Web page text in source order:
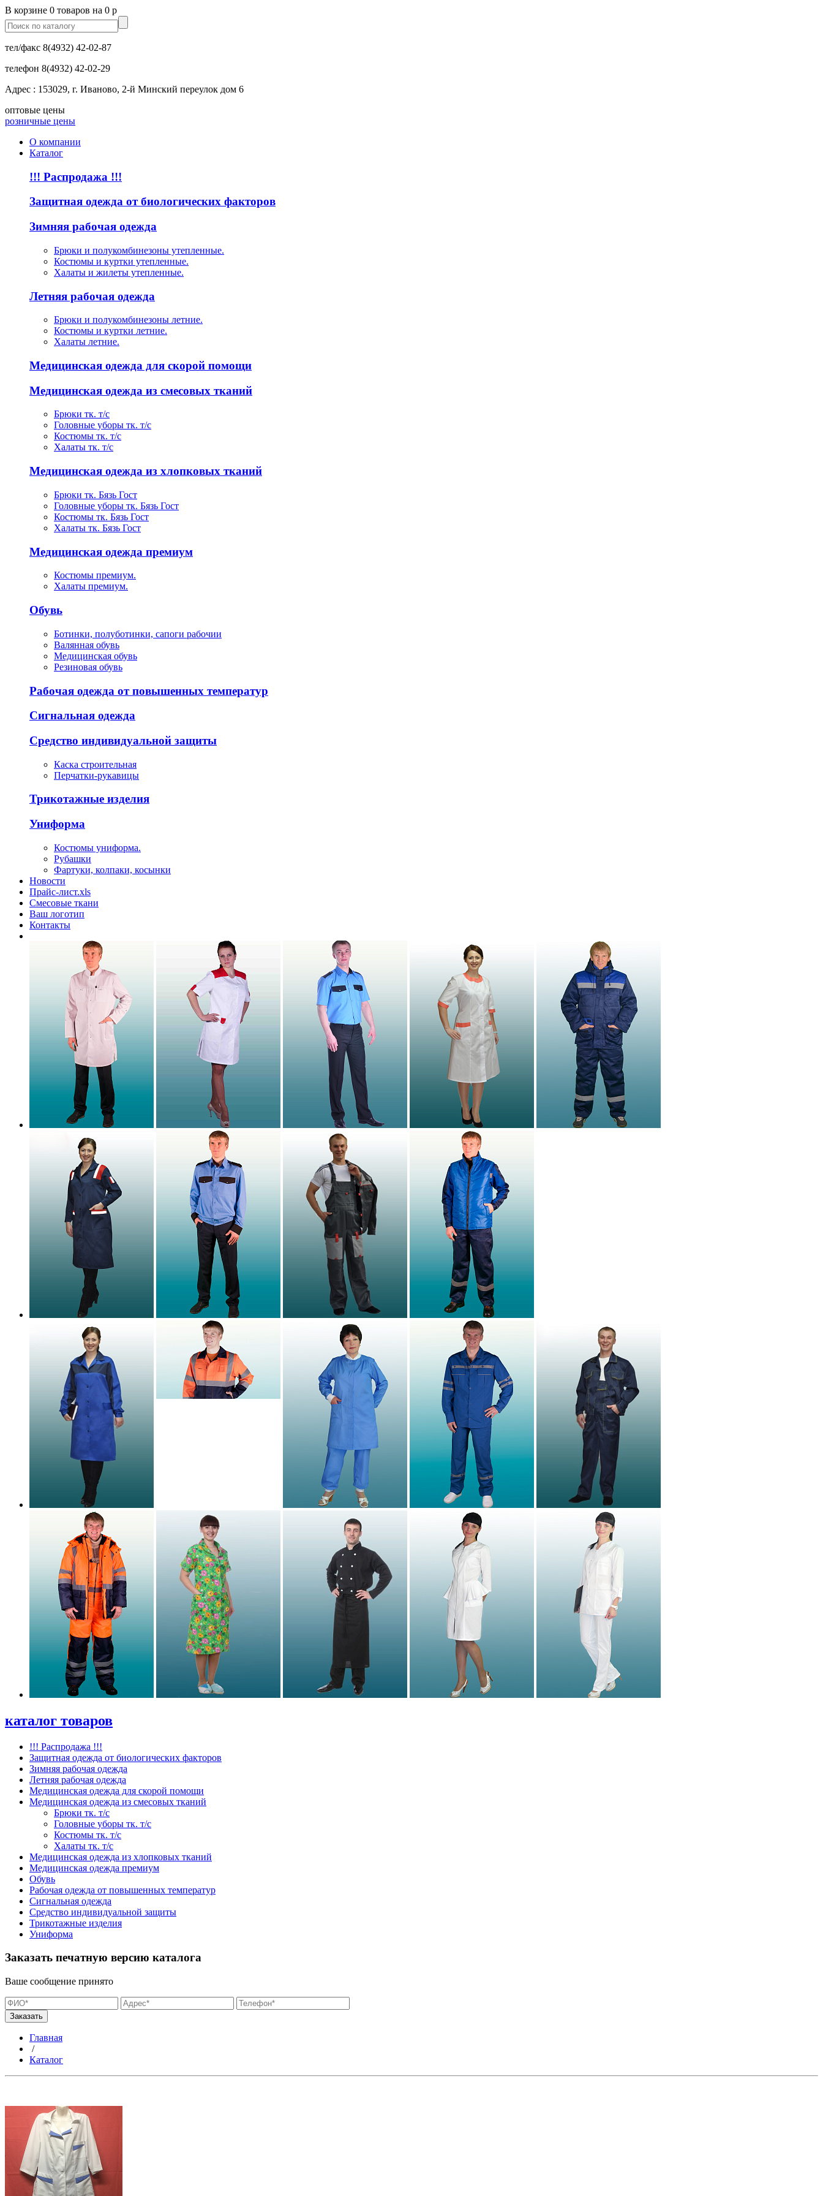
В корзине 0 товаров на 0 р
тел/факс 8(4932) 42-02-87
телефон 8(4932) 42-02-29
Адрес : 153029, г. Иваново, 2-й Минский переулок дом 6
оптовые цены
розничные цены
О компании
Каталог
!!! Распродажа !!!
Защитная одежда от биологических факторов
Зимняя рабочая одежда
Брюки и полукомбинезоны утепленные.
Костюмы и куртки утепленные.
Халаты и жилеты утепленные.
Летняя рабочая одежда
Брюки и полукомбинезоны летние.
Костюмы и куртки летние.
Халаты летние.
Медицинская одежда для скорой помощи
Медицинская одежда из смесовых тканий
Брюки тк. т/с
Головные уборы тк. т/с
Костюмы тк. т/с
Халаты тк. т/с
Медицинская одежда из хлопковых тканий
Брюки тк. Бязь Гост
Головные уборы тк. Бязь Гост
Костюмы тк. Бязь Гост
Халаты тк. Бязь Гост
Медицинская одежда премиум
Костюмы премиум.
Халаты премиум.
Обувь
Ботинки, полуботинки, сапоги рабочии
Валянная обувь
Медицинская обувь
Резиновая обувь
Рабочая одежда от повышенных температур
Сигнальная одежда
Средство индивидуальной защиты
Каска строительная
Перчатки-рукавицы
Трикотажные изделия
Униформа
Костюмы униформа.
Рубашки
Фартуки, колпаки, косынки
Новости
Прайс-лист.xls
Смесовые ткани
Ваш логотип
Контакты
каталог товаров
!!! Распродажа !!!
Защитная одежда от биологических факторов
Зимняя рабочая одежда
Летняя рабочая одежда
Медицинская одежда для скорой помощи
Медицинская одежда из смесовых тканий
Брюки тк. т/с
Головные уборы тк. т/с
Костюмы тк. т/с
Халаты тк. т/с
Медицинская одежда из хлопковых тканий
Медицинская одежда премиум
Обувь
Рабочая одежда от повышенных температур
Сигнальная одежда
Средство индивидуальной защиты
Трикотажные изделия
Униформа
Заказать печатную версию каталога
Ваше сообщение принято
Главная
/
Каталог